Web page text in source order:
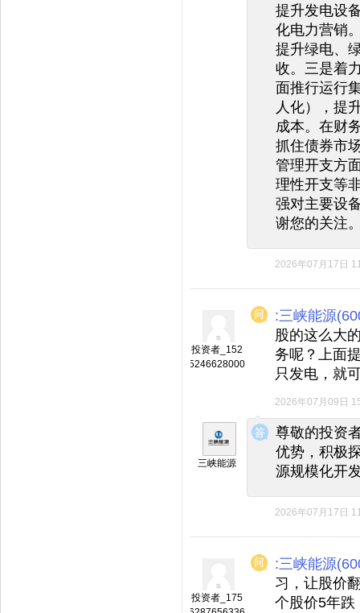
提升发电设
化电力营销
提升绿电、
收。三是着
面推行运行
人化），提
成本。在财
抓住债券市
管理开支方
理性开支等
强对主要设
谢您的关注
2026年07月17日
投资者_152
5246628000
:三峡能源
股的这么大
务呢？上面
只发电，就
2026年07月09日
◆
◆
三峡能源
尊敬的投资
优势，积极
源规模化开
2026年07月17日
投资者_175
:三峡能源
习，让股价
个股价5年跌